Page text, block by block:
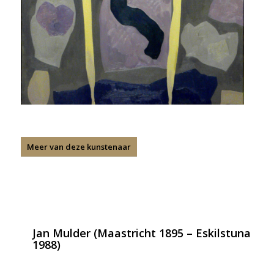
Meer van deze kunstenaar
Jan Mulder (Maastricht 1895 – Eskilstuna
1988)